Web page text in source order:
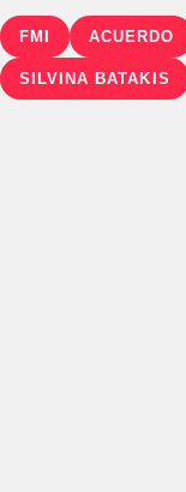
FMI ACUERDO
SILVINA BATAKIS